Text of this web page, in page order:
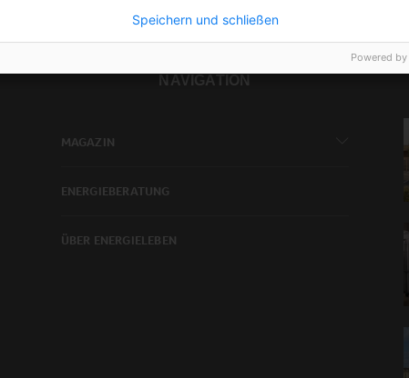
NAVIGATION
MAGAZIN
ENERGIEBERATUNG
ÜBER ENERGIELEBEN
Speichern und schließen
Powered by